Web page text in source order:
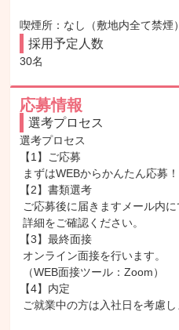
喫煙所：なし（敷地内全て禁煙）
採用予定人数
30名
応募情報
選考プロセス
選考プロセス
【1】ご応募
【2】書類選考
【3】最終面接
【4】内定